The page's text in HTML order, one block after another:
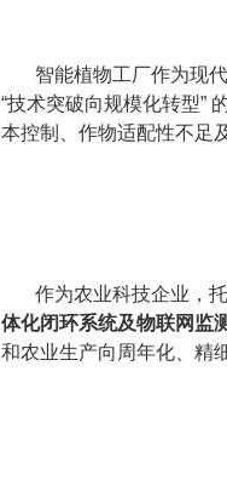
智能植物工厂作为现
“技术突破向规模化转型”
本控制、作物适配性不足
作为农业科技企业，
体化闭环系统及物联网监
和农业生产向周年化、精